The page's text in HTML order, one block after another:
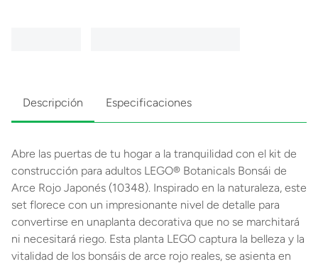
Descripción Especificaciones
Abre las puertas de tu hogar a la tranquilidad con el kit de
construcción para adultos LEGO® Botanicals Bonsái de
Arce Rojo Japonés (10348). Inspirado en la naturaleza, este
set florece con un impresionante nivel de detalle para
convertirse en unaplanta decorativa que no se marchitará
ni necesitará riego. Esta planta LEGO captura la belleza y la
vitalidad de los bonsáis de arce rojo reales, se asienta en